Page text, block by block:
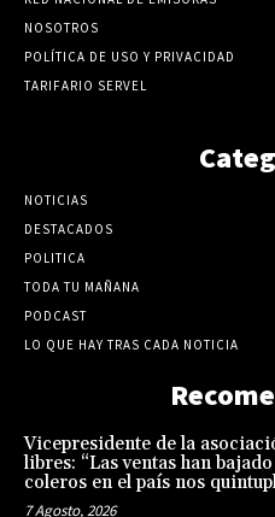
NOSOTROS
POLÍTICA DE USO Y PRIVACIDAD
TARIFARIO SERVEL
NOTICIAS
DESTACADOS
POLITICA
TODA TU MAÑANA
PODCAST
LO QUE HAY TRAS CADA NOTICIA
Vicepresidente de la
libres: “Las ventas han
coleros en el país nos
7 Agosto, 2026